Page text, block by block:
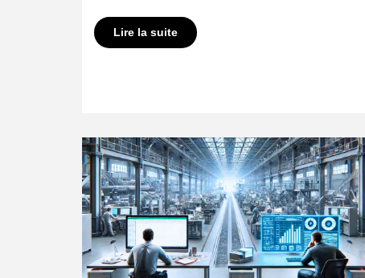
Lire la suite